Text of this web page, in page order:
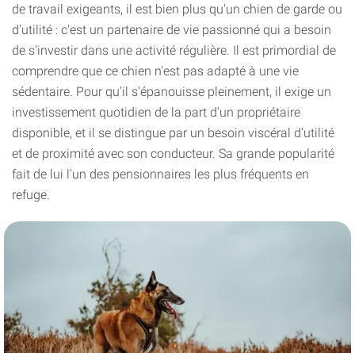
de travail exigeants, il est bien plus qu'un chien de garde ou
d'utilité : c'est un partenaire de vie passionné qui a besoin
de s'investir dans une activité régulière. Il est primordial de
comprendre que ce chien n'est pas adapté à une vie
sédentaire. Pour qu'il s'épanouisse pleinement, il exige un
investissement quotidien de la part d'un propriétaire
disponible, et il se distingue par un besoin viscéral d'utilité
et de proximité avec son conducteur. Sa grande popularité
fait de lui l'un des pensionnaires les plus fréquents en
refuge.